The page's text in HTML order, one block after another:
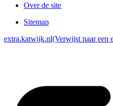
Over de site
Sitemap
extra.katwijk.nl(Verwijst naar een